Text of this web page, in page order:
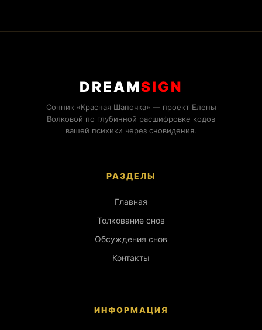
DREAMSIGN
Сонник «Красная Шапочка» — проект Елены
Волковой по глубинной расшифровке кодов
вашей психики через сновидения.
РАЗДЕЛЫ
Главная
Толкование снов
Обсуждения снов
Контакты
ИНФОРМАЦИЯ